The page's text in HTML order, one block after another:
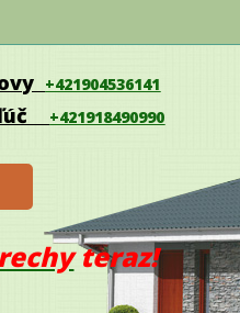
+421904536141
+421918490990
teraz!